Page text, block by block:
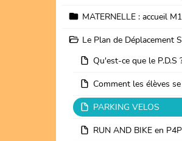
MATERNELLE : accueil
Qu'est-ce que le P.D.S
PARKING VELOS
RUN AND BIKE en